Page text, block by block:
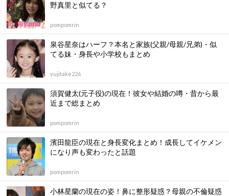
野真里と似てる？
pompomrin
泉谷星奈はハーフ？本名と家族(父親/母親/兄弟)・似
てる妹・身長や小学校もまとめ
yujitake226
須賀健太(元子役)の現在！彼女や結婚の噂・昔から最
近まで総まとめ
pompomrin
濱田龍臣の現在と身長変化まとめ！成長してイケメン
になり声も変わったと話題
pompomrin
小林星蘭の現在の姿！鼻に整形疑惑？母親の不倫疑惑